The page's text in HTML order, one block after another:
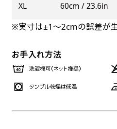
XL 60cm / 23.6in
※実寸は±1〜2cmの誤差が
お手入れ方法
あんな場所こんな場所お好
幕の製作をお楽しみくださ
レギュラーのれんスリムは
か所つけて疑似的にのれん
る場所でのぼり旗を使用
ます。防炎加工によって
燃えにくくなります。（
るに近くなるイメージ）
素材に特殊な化学薬品を